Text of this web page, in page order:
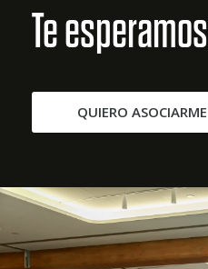
Te esperamos
QUIERO ASOCIARME